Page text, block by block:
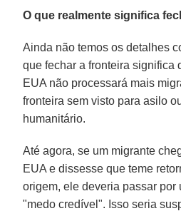
O que realmente significa
Ainda não temos os detalhes
que fechar a fronteira significa
EUA não processará mais
fronteira sem visto para asilo
humanitário.
Até agora, se um migrante
EUA e dissesse que teme
origem, ele deveria passar por
"medo credível". Isso seria